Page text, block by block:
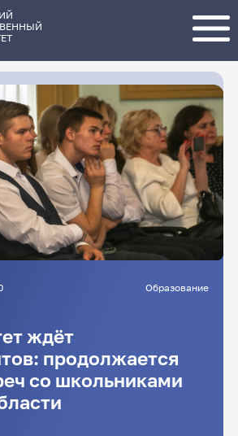
Образование
ждёт
продолжается
со школьниками